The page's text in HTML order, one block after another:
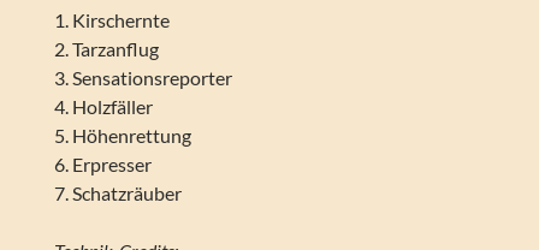
1. Kirschernte
2. Tarzanflug
3. Sensationsreporter
4. Holzfäller
5. Höhenrettung
6. Erpresser
7. Schatzräuber